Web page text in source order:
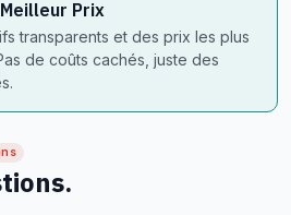
Prix
transparents et des prix les plus
de coûts cachés, juste des